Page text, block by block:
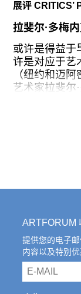
景，图像的尺
对布面的裁剪
生活景象变得
术。与之形成
面上的颜料痕
陶瓷作品（“
为轻松的日常
能依赖的路径
展评 CRITICS’
拉斐尔·多梅
或许是得益于
许是对应于艺
（纽约和迈
艺术家拉斐尔
同样的工作方
的诗歌开始
则将展厅的中
在展览期间
不为完善”中
（Justin
ARTFORUM
提供您的电子
内容以及特别
email